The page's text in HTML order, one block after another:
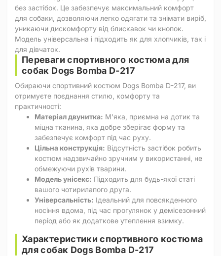
без застібок. Це забезпечує максимальний комфорт
для собаки, дозволяючи легко одягати та знімати виріб,
уникаючи дискомфорту від блискавок чи кнопок.
Модель універсальна і підходить як для хлопчиків, так і
для дівчаток.
Переваги спортивного костюма для
собак Dogs Bomba D-217
Обираючи спортивний костюм Dogs Bomba D-217, ви
отримуєте поєднання стилю, комфорту та
практичності:
Матеріал двунитка: М'яка, приємна на дотик та
міцна тканина, яка добре зберігає форму та
забезпечує комфорт під час руху.
Цільна конструкція: Відсутність застібок робить
костюм надзвичайно зручним у використанні, не
обмежуючи рухів тварини.
Модель унісекс: Підходить для будь-якої статі
вашого чотирилапого друга.
Універсальність: Ідеальний для повсякденного
носіння вдома, під час прогулянок у демісезонний
період або як додаткове утеплення взимку.
Характеристики спортивного костюма
для собак Dogs Bomba D-217